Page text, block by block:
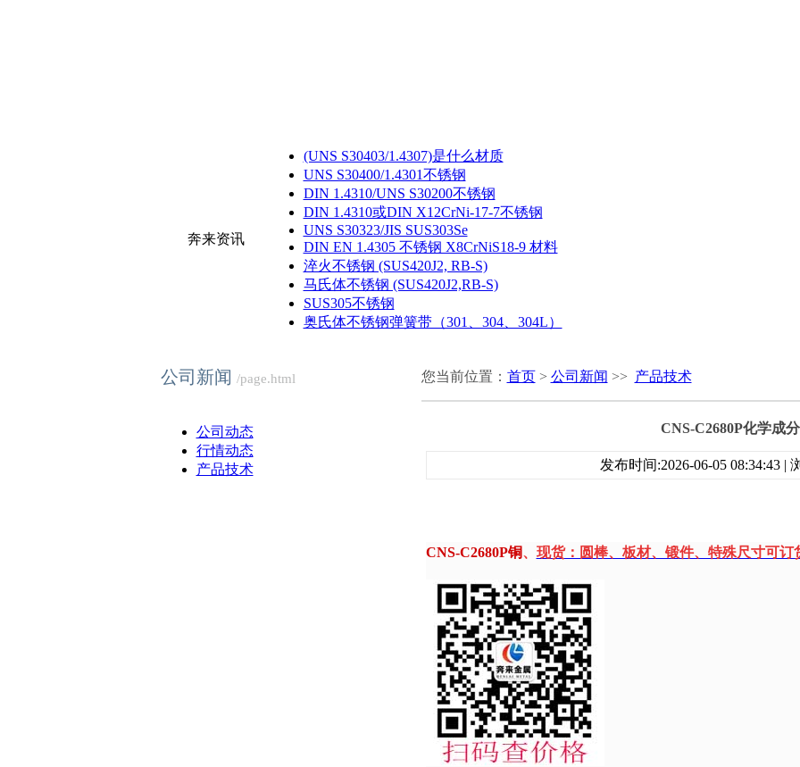
奔来资讯
(UNS S30403/1.4307)是什么材质
UNS S30400/1.4301不锈钢
DIN 1.4310/UNS S30200不锈钢
DIN 1.4310或DIN X12CrNi-17-7不锈钢
UNS S30323/JIS SUS303Se
DIN EN 1.4305 不锈钢 X8CrNiS18-9 材料
淬火不锈钢 (SUS420J2, RB-S)
马氏体不锈钢 (SUS420J2,RB-S)
SUS305不锈钢
奥氏体不锈钢弹簧带（301、304、304L）
公司新闻 /page.html
公司动态
行情动态
产品技术
您当前位置： 首页> 公司新闻 >> 产品技术
CNS-C2680P化学成分
发布时间:2026-06-05 08:34:43 |
CNS-C2680P铜、 现货：圆棒、板材、锻件、特殊尺寸可订